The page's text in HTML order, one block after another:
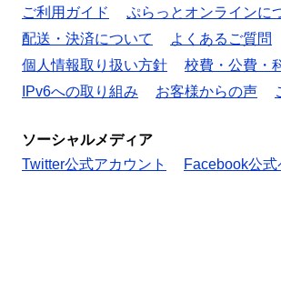
ご利用ガイド ぷらっとオンラインに
配送・決済について
よくあるご質問
個人情報取り扱い方針
校費・公費・
IPv6への取り組み
お客様からの声
ソーシャルメディア
Twitter公式アカウント
Facebook公式